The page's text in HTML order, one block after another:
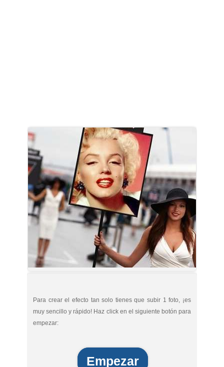
Para crear el efecto tan solo tienes que subir 1 foto, ¡es
muy sencillo y rápido! Haz click en el siguiente botón para
empezar:
Empezar